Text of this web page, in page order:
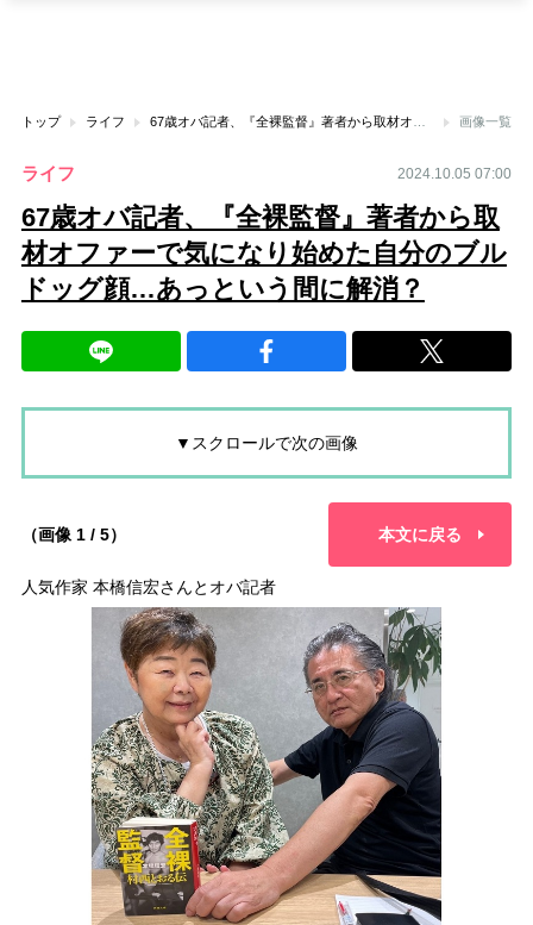
トップ ライフ 画像一覧
ライフ 2024.10.05 07:00
67歳オバ記者、『全裸監督』著者から取
材オファーで気になり始めた自分のブル
ドッグ顔…あっという間に解消？
▼スクロールで次の画像
（画像 1 / 5） 本文に戻る
人気作家 本橋信宏さんとオバ記者